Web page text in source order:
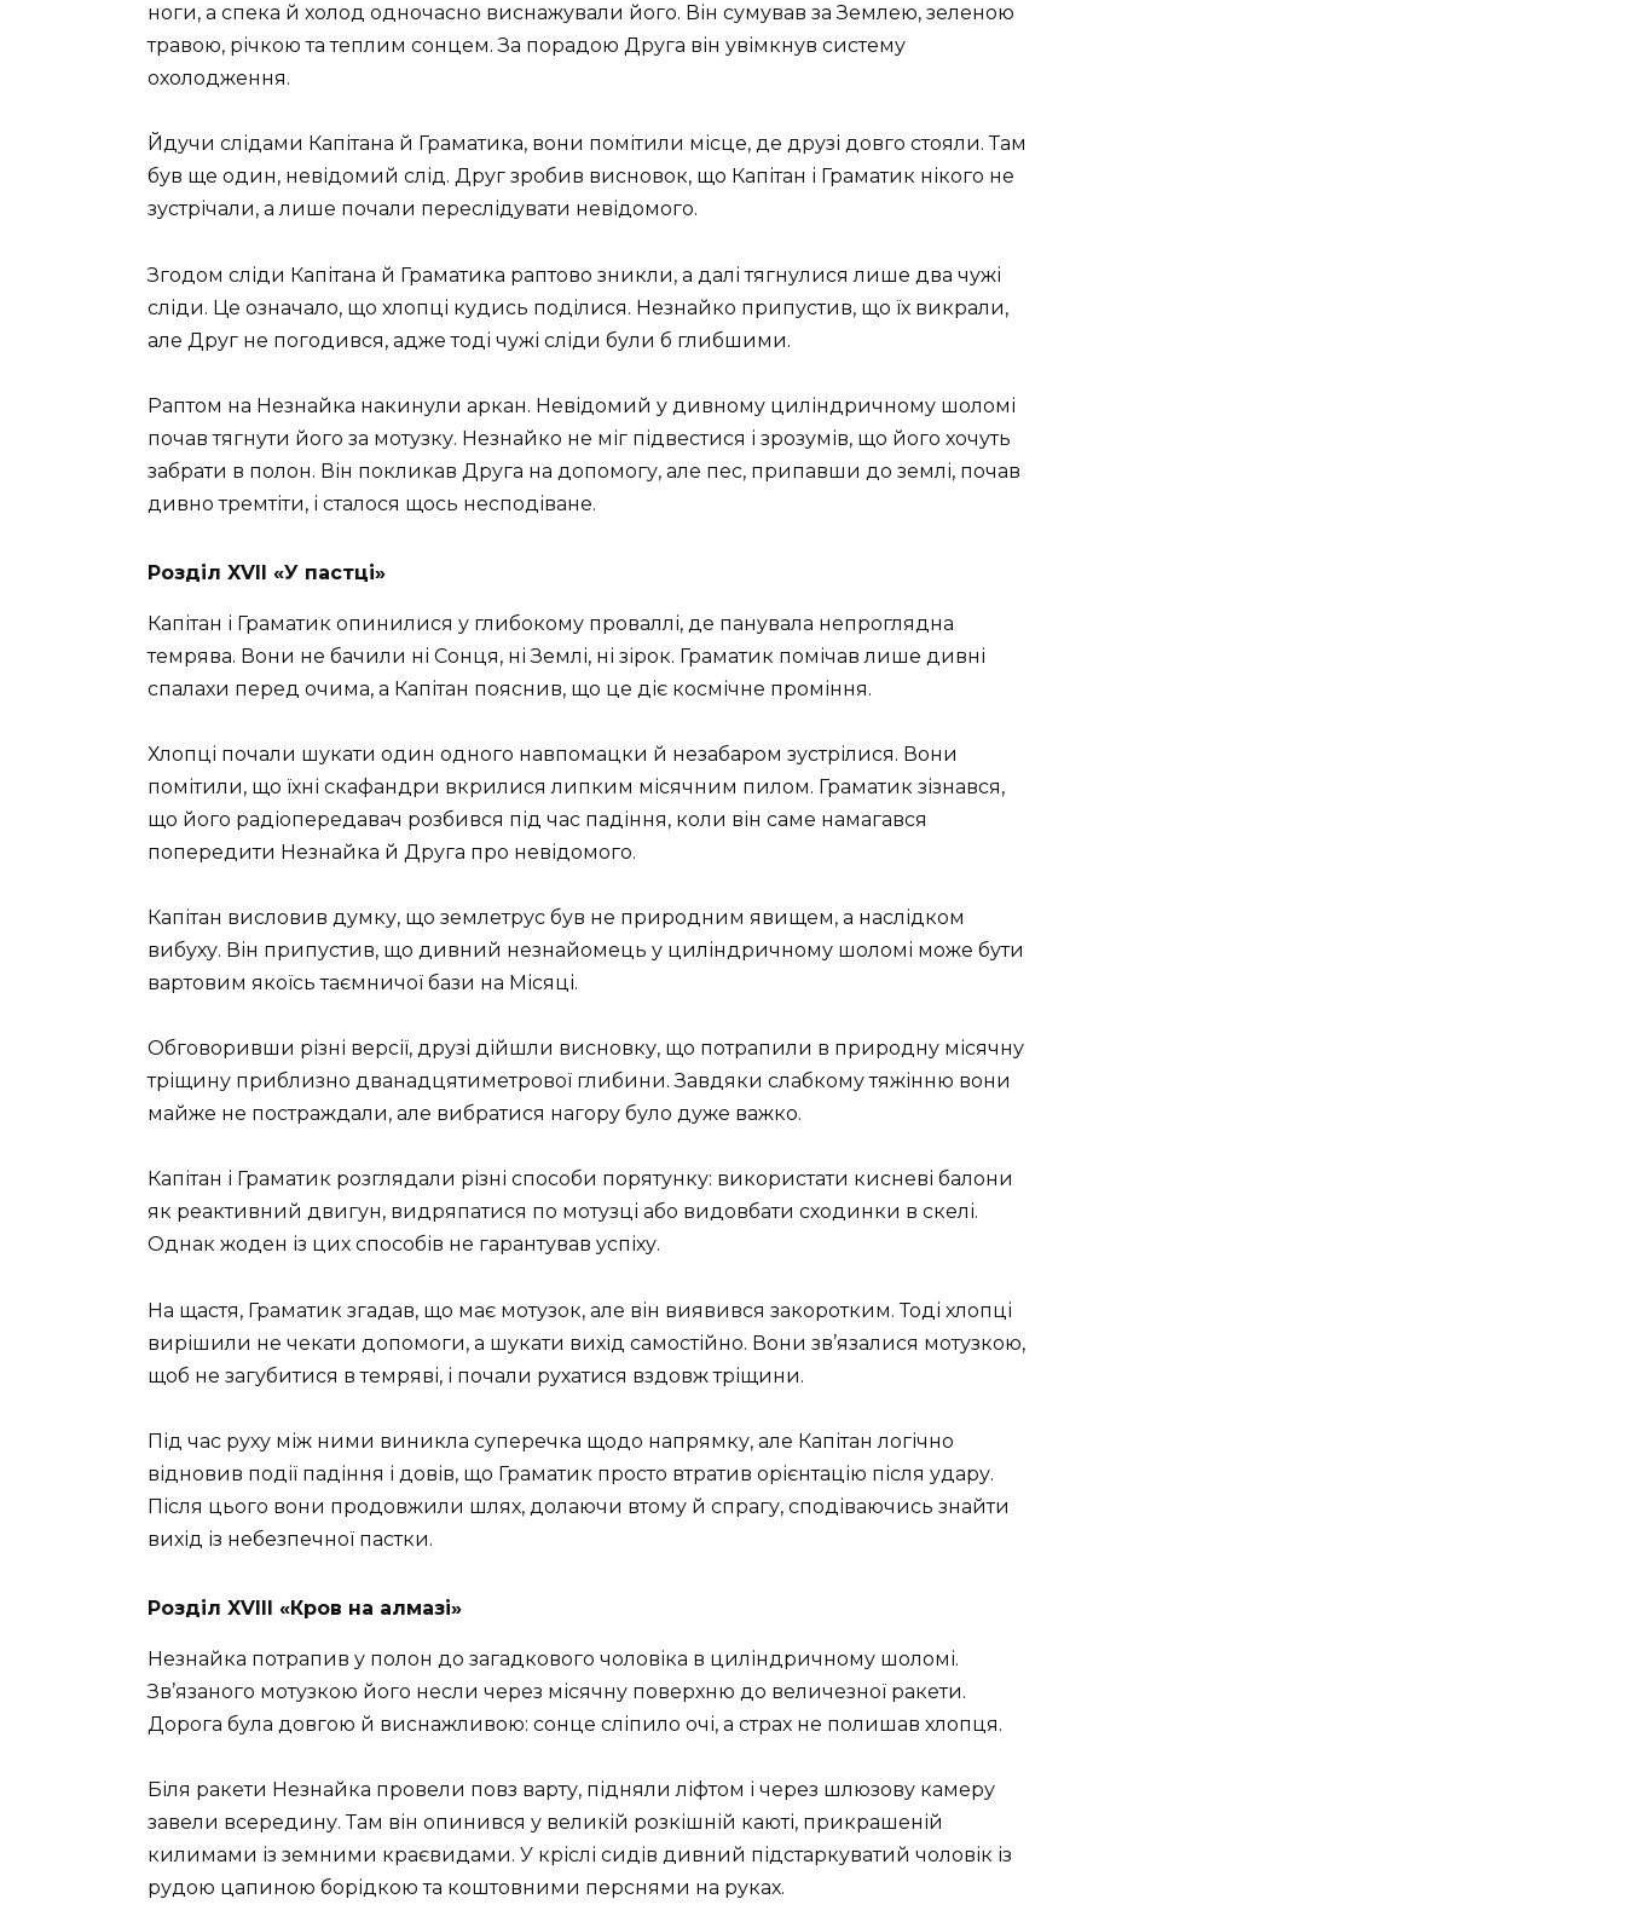
ноги, а спека й холод одночасно виснажували його. Він сумував за Землею, зеленою
травою, річкою та теплим сонцем. За порадою Друга він увімкнув систему
охолодження.
Йдучи слідами Капітана й Граматика, вони помітили місце, де друзі довго стояли. Там
був ще один, невідомий слід. Друг зробив висновок, що Капітан і Граматик нікого не
зустрічали, а лише почали переслідувати невідомого.
Згодом сліди Капітана й Граматика раптово зникли, а далі тягнулися лише два чужі
сліди. Це означало, що хлопці кудись поділися. Незнайко припустив, що їх викрали,
але Друг не погодився, адже тоді чужі сліди були б глибшими.
Раптом на Незнайка накинули аркан. Невідомий у дивному циліндричному шоломі
почав тягнути його за мотузку. Незнайко не міг підвестися і зрозумів, що його хочуть
забрати в полон. Він покликав Друга на допомогу, але пес, припавши до землі, почав
дивно тремтіти, і сталося щось несподіване.
Розділ XVII «У пастці»
Капітан і Граматик опинилися у глибокому проваллі, де панувала непроглядна
темрява. Вони не бачили ні Сонця, ні Землі, ні зірок. Граматик помічав лише дивні
спалахи перед очима, а Капітан пояснив, що це діє космічне проміння.
Хлопці почали шукати один одного навпомацки й незабаром зустрілися. Вони
помітили, що їхні скафандри вкрилися липким місячним пилом. Граматик зізнався,
що його радіопередавач розбився під час падіння, коли він саме намагався
попередити Незнайка й Друга про невідомого.
Капітан висловив думку, що землетрус був не природним явищем, а наслідком
вибуху. Він припустив, що дивний незнайомець у циліндричному шоломі може бути
вартовим якоїсь таємничої бази на Місяці.
Обговоривши різні версії, друзі дійшли висновку, що потрапили в природну місячну
тріщину приблизно дванадцятиметрової глибини. Завдяки слабкому тяжінню вони
майже не постраждали, але вибратися нагору було дуже важко.
Капітан і Граматик розглядали різні способи порятунку: використати кисневі балони
як реактивний двигун, видряпатися по мотузці або видовбати сходинки в скелі.
Однак жоден із цих способів не гарантував успіху.
На щастя, Граматик згадав, що має мотузок, але він виявився закоротким. Тоді хлопці
вирішили не чекати допомоги, а шукати вихід самостійно. Вони зв’язалися мотузкою,
щоб не загубитися в темряві, і почали рухатися вздовж тріщини.
Під час руху між ними виникла суперечка щодо напрямку, але Капітан логічно
відновив події падіння і довів, що Граматик просто втратив орієнтацію після удару.
Після цього вони продовжили шлях, долаючи втому й спрагу, сподіваючись знайти
вихід із небезпечної пастки.
Розділ XVIIІ «Кров на алмазі»
Незнайка потрапив у полон до загадкового чоловіка в циліндричному шоломі.
Зв’язаного мотузкою його несли через місячну поверхню до величезної ракети.
Дорога була довгою й виснажливою: сонце сліпило очі, а страх не полишав хлопця.
Біля ракети Незнайка провели повз варту, підняли ліфтом і через шлюзову камеру
завели всередину. Там він опинився у великій розкішній каюті, прикрашеній
килимами із земними краєвидами. У кріслі сидів дивний підстаркуватий чоловік із
рудою цапиною борідкою та коштовними перснями на руках.